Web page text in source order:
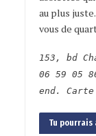
au plus
vous de
153, bd
06 59 05
end.
Tu pourrais